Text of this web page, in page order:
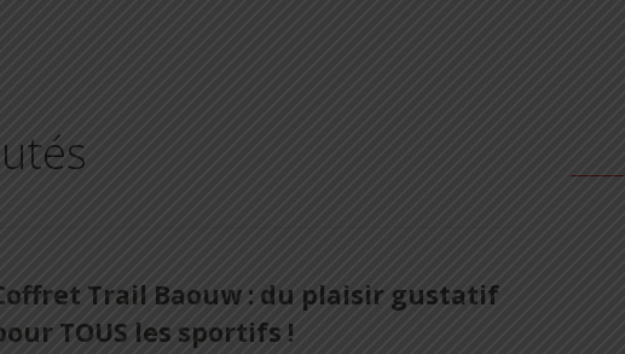
Trail Baouw : du plaisir gustatif
TOUS les sportifs !